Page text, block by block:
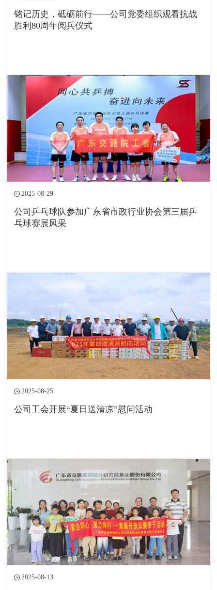
铭记历史，砥砺前行——公司党委组织观看抗战
胜利80周年阅兵仪式
2025-08-29
公司乒乓球队参加广东省市政行业协会第三届乒
乓球赛展风采
2025-08-25
公司工会开展“夏日送清凉”慰问活动
2025-08-13